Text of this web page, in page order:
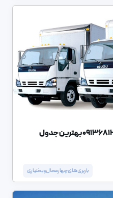
لیست باربری های لردگان ⭐️09136812005 بهترین جدول
باربری های چهارمحال و بختیاری